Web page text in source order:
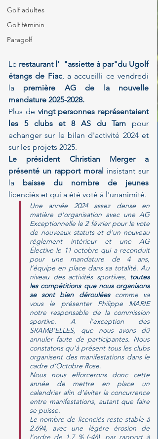
Golf adultes
Golf féminin
Paragolf
Le restaurant l'  "assiette à par"du Ugolf
étangs de Fiac, a accueilli ce vendredi
la première AG de la nouvelle
mandature 2025-2028.
Plus de vingt personnes représentaient
les 5 clubs et 8 AS du Tarn pour
echanger sur le bilan d'activité 2024 et
sur les projets 2025.
Le président Christian Merger a
présenté un rapport moral insistant sur
la baisse du nombre de jeunes
licenciés et qui a été voté à l'unanimité.
Une année 2024 assez dense en
matière d’organisation avec une AG
Exceptionnelle le 2 février pour le vote
de nouveaux statuts et d’un nouveau
règlement intérieur et une AG
Élective le 11 octobre qui a reconduit
pour une mandature de 4 ans,
l’équipe en place dans sa totalité. Au
niveau des activités sportives, toutes
les compétitions que nous organisons
se sont bien déroulées comme va
vous le présenter Philippe MARIE
notre responsable de la commission
sportive. A l’exception des
SRAMB’ELLES, que nous avons dû
annuler faute de participantes. Nous
constatons qu’à présent tous les clubs
organisent des manifestations dans le
cadre d’Octobre Rose.
Nous nous efforcerons donc cette
année de mettre en place un
calendrier afin d’éviter la concurrence
entre manifestations, autant que faire
se puisse.
Le nombre de licenciés reste stable à
2.694, avec une légère érosion de
l’ordre de 1,7 % (-46), par rapport à